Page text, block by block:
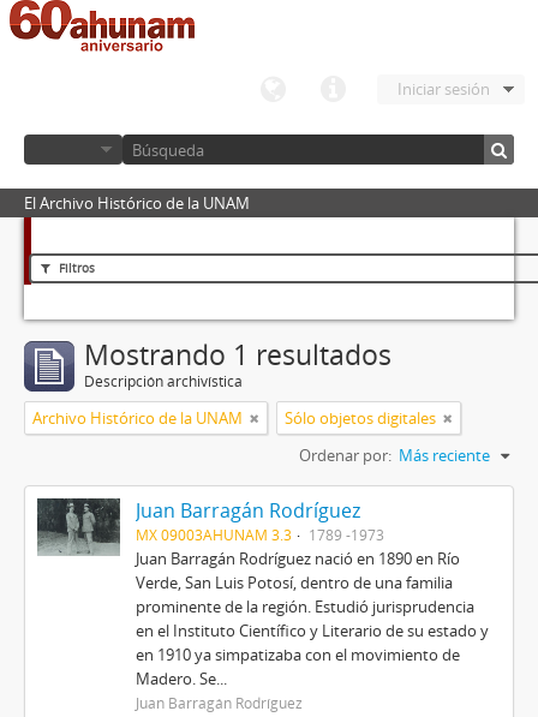
Iniciar sesión
El Archivo Histórico de la UNAM
Filtros
Mostrando 1 resultados
Descripción archivística
Archivo Histórico de la UNAM
Sólo objetos digitales
Ordenar por: Más reciente
Juan Barragán Rodríguez
MX 09003AHUNAM 3.3 1789 -1973
Juan Barragán Rodríguez nació en 1890 en Río
Verde, San Luis Potosí, dentro de una familia
prominente de la región. Estudió jurisprudencia
en el Instituto Científico y Literario de su estado y
en 1910 ya simpatizaba con el movimiento de
Madero. Se...
Juan Barragán Rodríguez